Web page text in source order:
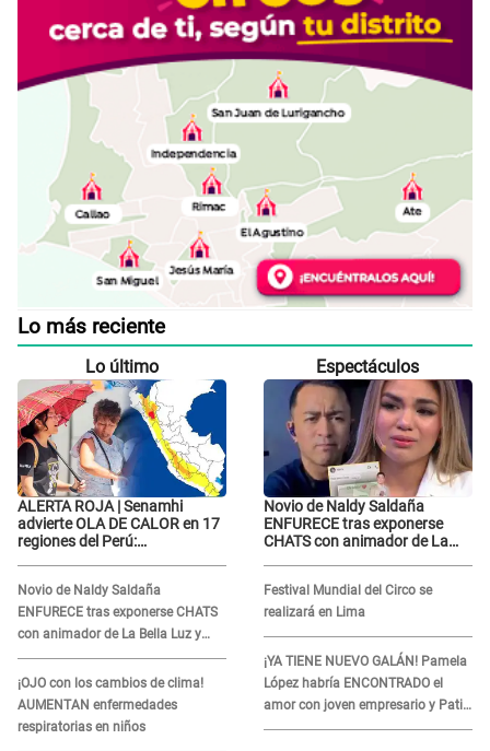
Lo más reciente
Lo último
ALERTA ROJA | Senamhi
advierte OLA DE CALOR en 17
regiones del Perú:
Novio de Naldy Saldaña
ENFURECE tras exponerse CHATS
con animador de La Bella Luz y
ADVIERTE: "Estúp@&# que cree
que..."
¡OJO con los cambios de clima!
AUMENTAN enfermedades
respiratorias en niños
Espectáculos
Novio de Naldy Saldaña
ENFURECE tras exponerse
CHATS con animador de La
Festival Mundial del Circo se
realizará en Lima
¡YA TIENE NUEVO GALÁN! Pamela
López habría ENCONTRADO el
amor con joven empresario y Pati
Lorena la ECHA en VIVO